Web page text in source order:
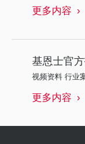
更多内容
基恩士官
视频资料 行业
更多内容